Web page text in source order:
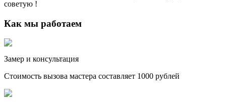
советую !
Как мы работаем
Замер и консультация
Стоимость вызова мастера составляет 1000 рублей